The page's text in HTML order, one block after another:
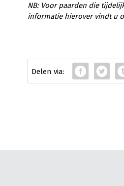
NB: Voor paarden die
informatie hierover vindt u